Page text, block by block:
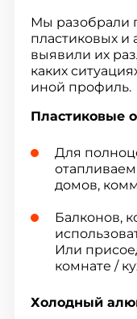
Мы разобрали
пластиковых
выявили их
каких
иной профиль.
Пластиковые
Для
домов,
Балконов,
Или
комнате /
Холодный